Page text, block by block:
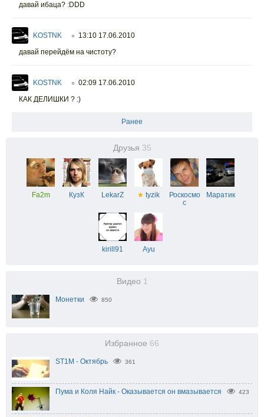
давай ибаца? :DDD
KOSTNK ○ 13:10 17.06.2010
давай перейдём на чистоту?
KOSTNK ○ 02:09 17.06.2010
КАК ДЕЛИШКИ ? :)
Ранее
Друзья 35
Fa2m КузК LekarZ ★ tyzik
Роскосмо
с
Маратик
kirill91 Ayu
Видео 1
Монетки 850
Избранное 66
ST1M - Октябрь 361
Пума и Коля Найк - Оказывается он вмазывается 423